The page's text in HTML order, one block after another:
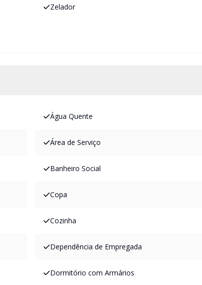
Zelador
Água Quente
Área de Serviço
Banheiro Social
Copa
Cozinha
Dependência de Empregada
Dormitório com Armários